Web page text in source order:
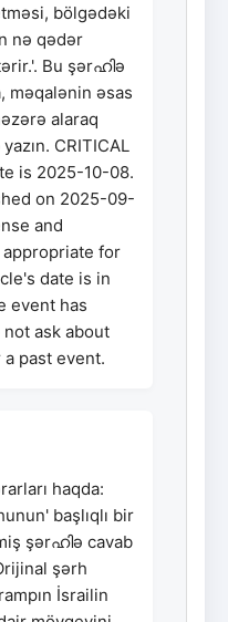
bölgədəki
nə qədər
Bu şərഹിə
məqalənin əsas
alaraq
CRITICAL
is 2025-10-08.
on 2025-09-
and
for
date is in
event has
ask about
past event.
haqda:
başlıqlı bir
şərഹിə cavab
şərh
İsrailin